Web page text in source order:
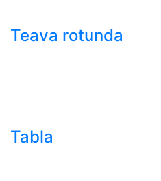
Teava rotunda
Tabla